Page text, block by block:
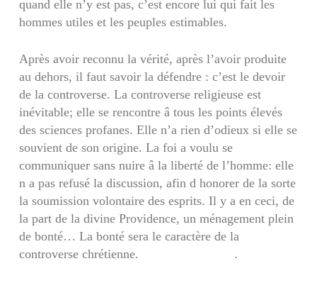
quand elle n’y est pas, c’est encore lui qui fait les
hommes utiles et les peuples estimables.
Après avoir reconnu la vérité, après l’avoir pro­duite
au dehors, il faut savoir la défendre : c’est le devoir
de la controverse. La controverse religieuse est
inévitable; elle se rencontre â tous les points élevés
des sciences profanes. Elle n’a rien d’odieux si elle se
souvient de son origine. La foi a voulu se
communiquer sans nuire â la liberté de l’homme: elle
n a pas refusé la discussion, afin d honorer de la sorte
la soumission volontaire des esprits. Il y a en ceci, de
la part de la divine Providence, un mé­nagement plein
de bonté… La bonté sera le carac­tère de la
controverse chrétienne. .